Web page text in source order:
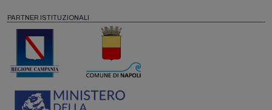
PARTNER ISTITUZIONALI